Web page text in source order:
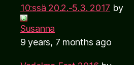
10:ssä 20.2.-5.3. 2017 by
Susanna
9 years, 7 months ago